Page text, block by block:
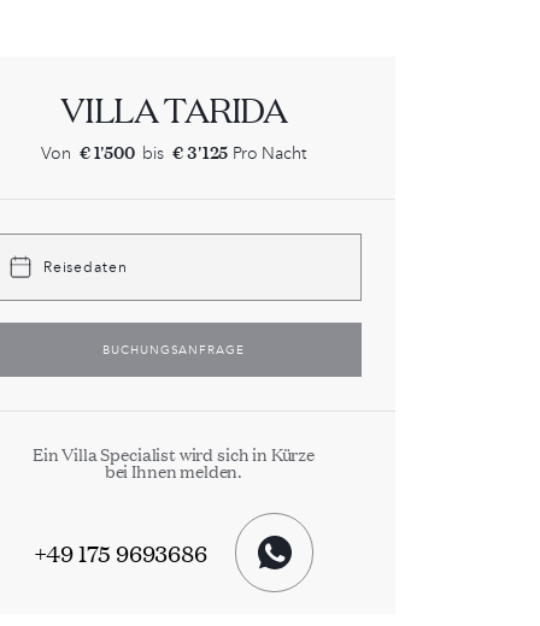
VILLA TARIDA
Von€ 1'500 bis€ 3'125 Pro Nacht
Reisedaten
BUCHUNGSANFRAGE
Ein Villa Specialist wird sich in Kürze
bei Ihnen melden.
+49 175 9693686